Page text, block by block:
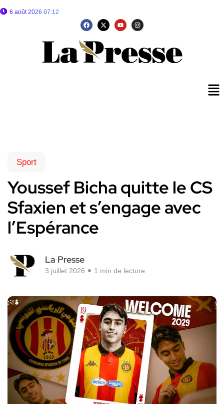
6 août 2026 07:12
Sport
Youssef Bicha quitte le CS
Sfaxien et s’engage avec
l’Espérance
La Presse
3 juillet 2026 1 min de lecture